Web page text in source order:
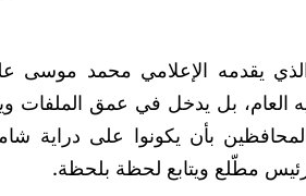
يقدمه الإعلامي محمد موسى
العام، بل يدخل في عمق الملفات
بأن يكونوا على دراية
مطّلع ويتابع لحظة بلحظة.